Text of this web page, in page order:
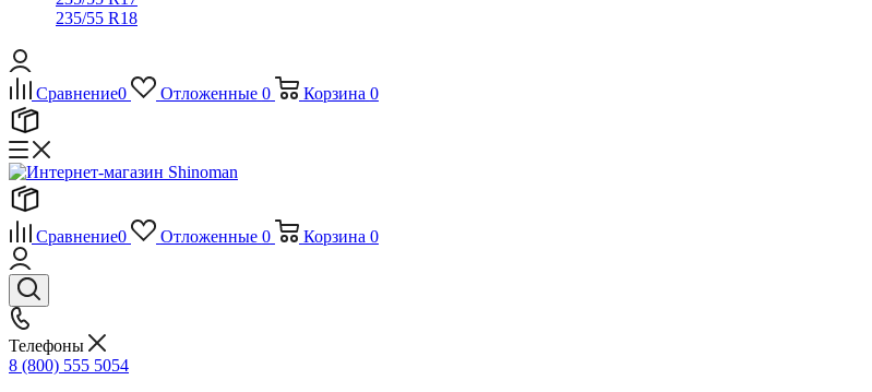
235/55 R18
Сравнение0 Отложенные 0 Корзина 0
Сравнение0 Отложенные 0 Корзина 0
Телефоны
8 (800) 555 5054